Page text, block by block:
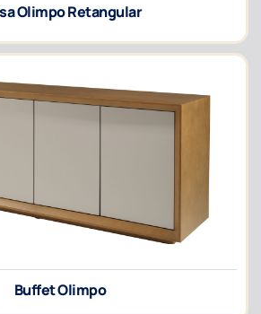
Olimpo Retangular
Buffet Olimpo